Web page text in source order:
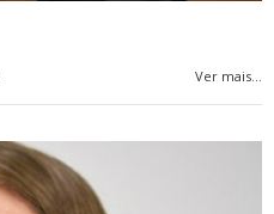
Ver mais...